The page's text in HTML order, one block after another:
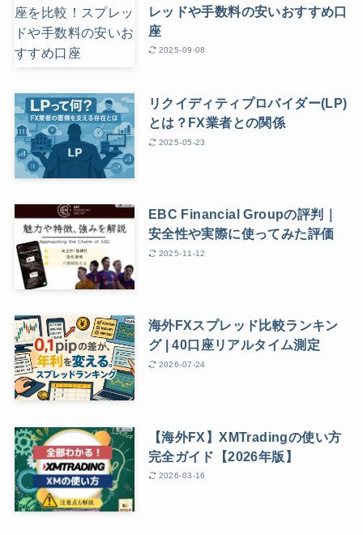
レッドや手数料の安いおすすめ口
座
2025-09-08
リクイディティプロバイダー(LP)
とは？FX業者との関係
2025-05-23
EBC Financial Groupの評判｜
安全性や実際に使ってみた評価
2025-11-12
海外FXスプレッド比較ランキン
グ | 40口座リアルタイム測定
2026-07-24
【海外FX】XMTradingの使い方
完全ガイド【2026年版】
2026-03-16